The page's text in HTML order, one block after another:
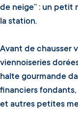
de neige” : un petit
la station.
Avant de chausser
viennoiseries
halte gourmande
financiers
et autres petites